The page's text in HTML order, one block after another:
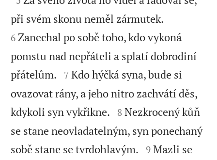
při svém skonu neměl zármutek.
6 Zanechal po sobě toho, kdo vykoná
pomstu nad nepřáteli a splatí dobrodiní
přátelům. 

7 Kdo hýčká syna, bude si
ovazovat rány, a jeho nitro zachvátí děs,
kdykoli syn vykřikne. 

8 Nezkrocený kůň
se stane neovladatelným, syn ponechaný
sobě stane se tvrdohlavým. 

9 Mazli se